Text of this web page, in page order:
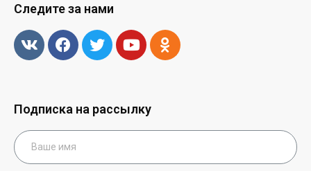
Следите за нами
Подписка на рассылку